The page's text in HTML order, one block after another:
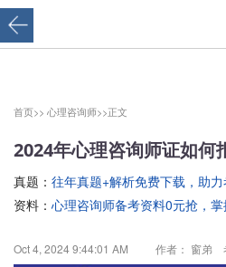
首页>> 心理咨询师>>正文
2024年心理咨询师证如何
真题： 往年真题+解析免费下载，助
资料： 心理咨询师备考资料0元抢，
Oct 4, 2024 9:44:01 AM 作者： 窗弟